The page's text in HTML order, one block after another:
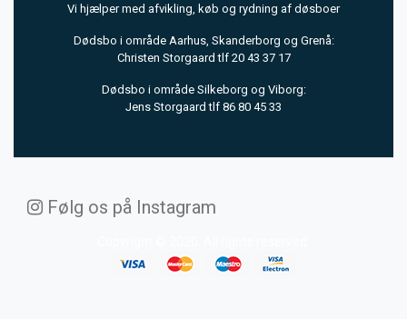
Vi hjælper med afvikling, køb og rydning af døsboer
Dødsbo i område Aarhus, Skanderborg og Grenå:
Christen Storgaard tlf 20 43 37 17
Dødsbo i område Silkeborg og Viborg:
Jens Storgaard tlf 86 80 45 33
Følg os på Instagram